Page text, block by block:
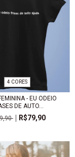
4 CORES
- EU ODEIO
DE AUTO...
R$79,90